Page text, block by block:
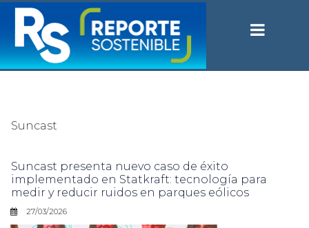
Suncast
Suncast presenta nuevo caso de éxito
implementado en Statkraft: tecnología para
medir y reducir ruidos en parques eólicos
27/03/2026